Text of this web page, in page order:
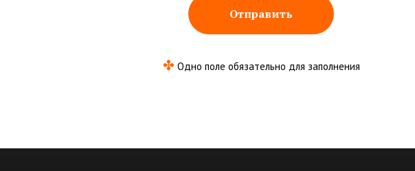
Отправить
✤ Одно поле обязательно для заполнения